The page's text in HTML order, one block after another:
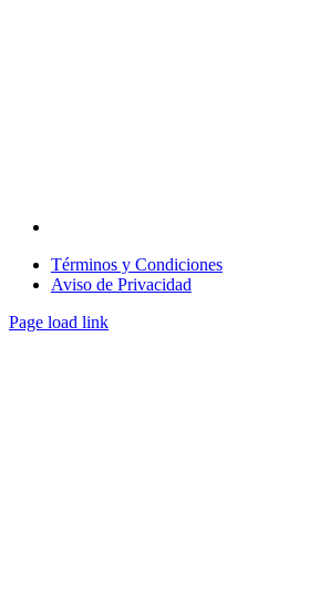
Términos y Condiciones
Aviso de Privacidad
Page load link